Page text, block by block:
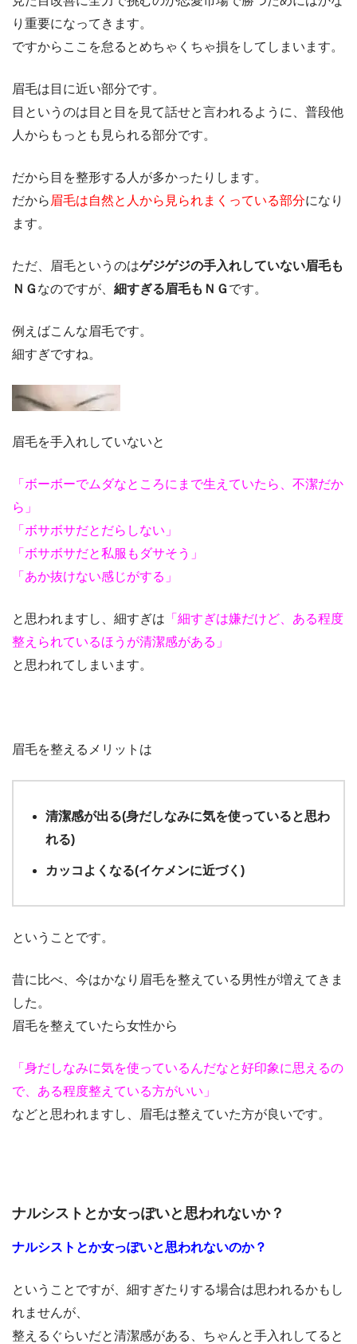
り重要になってきます。
ですからここを怠るとめちゃくちゃ損をしてしまいます。
眉毛は目に近い部分です。
目というのは目と目を見て話せと言われるように、普段他
人からもっとも見られる部分です。
だから目を整形する人が多かったりします。
だから 眉毛は自然と人から見られまくっている部分になり
ます。
ただ、眉毛というのはゲジゲジの手入れしていない眉毛も
ＮＧ なのですが、 細すぎる眉毛もＮＧ です。
例えばこんな眉毛です。
細すぎですね。
眉毛を手入れしていないと
「ボーボーでムダなところにまで生えていたら、不潔だか
ら」
「ボサボサだとだらしない」
「ボサボサだと私服もダサそう」
「あか抜けない感じがする」
と思われますし、細すぎは 「細すぎは嫌だけど、ある程度
整えられているほうが清潔感がある」
と思われてしまいます。
眉毛を整えるメリットは
清潔感が出る(身だしなみに気を使っていると思わ
れる)
カッコよくなる(イケメンに近づく)
ということです。
昔に比べ、今はかなり眉毛を整えている男性が増えてきま
した。
眉毛を整えていたら女性から
「身だしなみに気を使っているんだなと好印象に思えるの
で、ある程度整えている方がいい」
などと思われますし、眉毛は整えていた方が良いです。
ナルシストとか女っぽいと思われないか？
ナルシストとか女っぽいと思われないのか？
ということですが、細すぎたりする場合は思われるかもし
れませんが、
整えるぐらいだと清潔感がある、ちゃんと手入れしてると